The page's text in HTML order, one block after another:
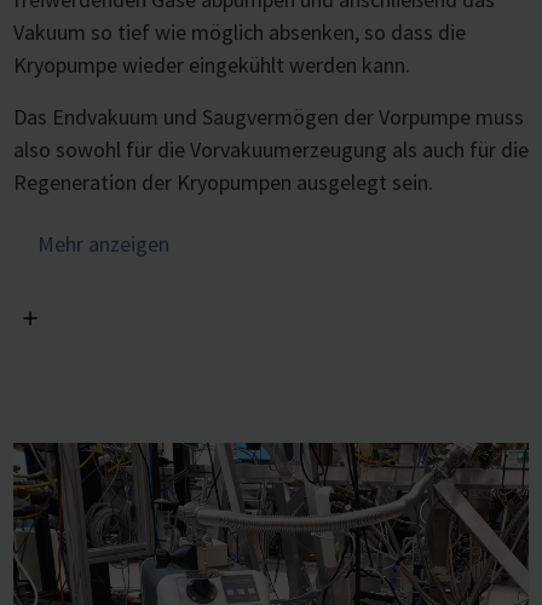
Vakuum so tief wie möglich absenken, so dass die
Kryopumpe wieder eingekühlt werden kann.
Das Endvakuum und Saugvermögen der Vorpumpe muss
also sowohl für die Vorvakuumerzeugung als auch für die
Regeneration der Kryopumpen ausgelegt sein.
Neben den Leistungsdaten ist für viele Anwendungen,
kohlenwasserstofffreies Vakuum erforderlich.
die Pumpe kein Abrieb entsteht, der in das
Vakuumsystem gelangt. Werden aggressive Gase
gefördert, ist eine chemiebeständige Vakuumpumpe
erforderlich.
Die Schraubenpumpe VACUU·PURE erfüllt all diese
Mehr anzeigen